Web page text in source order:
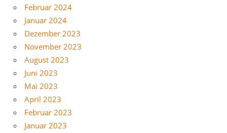
Februar 2024
Januar 2024
Dezember 2023
November 2023
August 2023
Juni 2023
Mai 2023
April 2023
Februar 2023
Januar 2023